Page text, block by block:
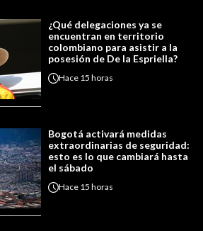
¿Qué delegaciones ya se
encuentran en territorio
colombiano para asistir a la
posesión de De la Espriella?
Hace 15 horas
Bogotá activará medidas
extraordinarias de seguridad:
esto es lo que cambiará hasta
el sábado
Hace 15 horas